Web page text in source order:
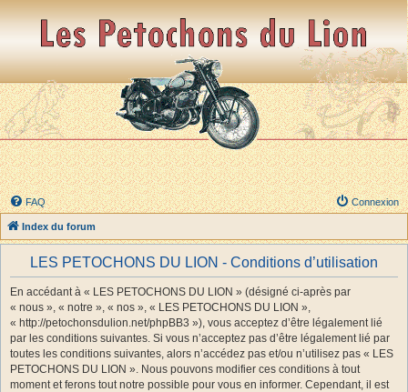
FAQ Connexion
Index du forum
LES PETOCHONS DU LION - Conditions d’utilisation
En accédant à « LES PETOCHONS DU LION » (désigné ci-après par
« nous », « notre », « nos », « LES PETOCHONS DU LION »,
« http://petochonsdulion.net/phpBB3 »), vous acceptez d’être légalement lié
par les conditions suivantes. Si vous n’acceptez pas d’être légalement lié par
toutes les conditions suivantes, alors n’accédez pas et/ou n’utilisez pas « LES
PETOCHONS DU LION ». Nous pouvons modifier ces conditions à tout
moment et ferons tout notre possible pour vous en informer. Cependant, il est